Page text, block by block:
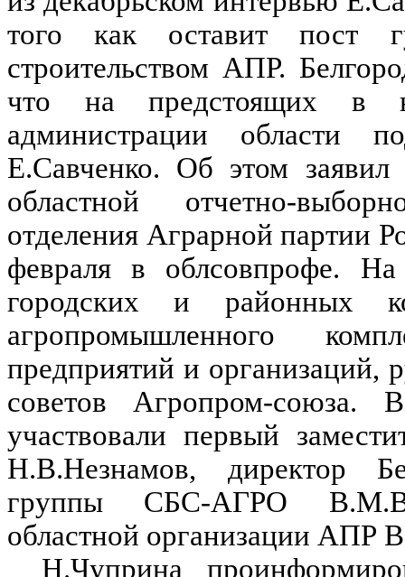
того как оставит пост
строительством АПР.
что на предстоящих в
администрации области
Е.Савченко. Об этом
областной отчетно-
отделения Аграрной партии
февраля в облсовпрофе. На
городских и районных
агропромышленного
предприятий и организаций,
советов Агропром-союза.
участвовали первый
Н.В.Незнамов, директор
группы СБС-АГРО
областной организации АПР
Н.Чуприна